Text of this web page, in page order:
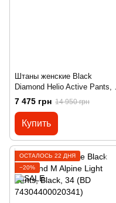
Штаны женские Black
Diamond Helio Active Pants, S
- Black (BD U36K.015-S)
7 475 грн 14 950 грн
Купить
ОСТАЛОСЬ 22 ДНЯ
−20%